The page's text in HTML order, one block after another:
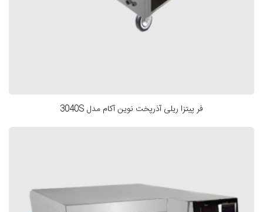
فر پیتزا ریلی آذرپخت نوین آکام مدل 3040S